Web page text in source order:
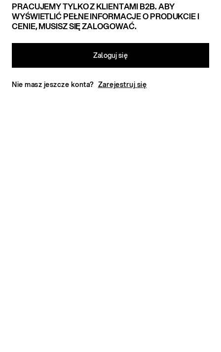
PRACUJEMY TYLKO Z KLIENTAMI B2B. ABY
WYŚWIETLIĆ PEŁNE INFORMACJE O PRODUKCIE I
CENIE, MUSISZ SIĘ ZALOGOWAĆ.
Zaloguj się
Nie masz jeszcze konta? Zarejestruj się